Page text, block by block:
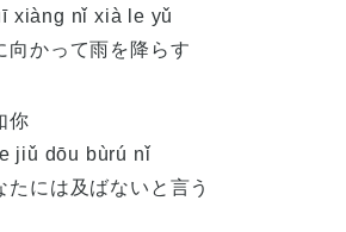
xiàng nǐ xià le yǔ
向かって雨を降らす
你
jiǔ dōu bùrú nǐ
には及ばないと言う